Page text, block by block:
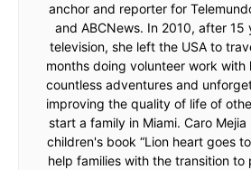
anchor and reporter for
and ABCNews. In 2010, after 15
television, she left the USA to
months doing volunteer work with
countless adventures and
improving the quality of life of
start a family in Miami. Caro
children's book “Lion heart goes
help families with the transition to